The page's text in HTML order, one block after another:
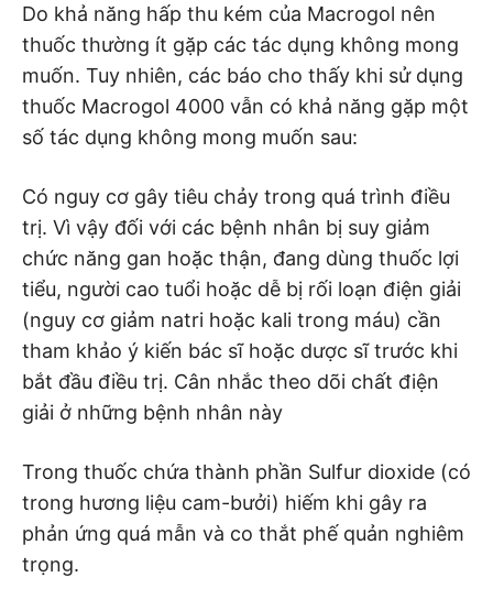
Do khả năng hấp thu kém của Macrogol nên
thuốc thường ít gặp các tác dụng không mong
muốn. Tuy nhiên, các báo cho thấy khi sử dụng
thuốc Macrogol 4000 vẫn có khả năng gặp một
số tác dụng không mong muốn sau:
Có nguy cơ gây tiêu chảy trong quá trình điều
trị. Vì vậy đối với các bệnh nhân bị suy giảm
chức năng gan hoặc thận, đang dùng thuốc lợi
tiểu, người cao tuổi hoặc dễ bị rối loạn điện giải
(nguy cơ giảm natri hoặc kali trong máu) cần
tham khảo ý kiến ​​bác sĩ hoặc dược sĩ trước khi
bắt đầu điều trị. Cân nhắc theo dõi chất điện
giải ở những bệnh nhân này
Trong thuốc chứa thành phần Sulfur dioxide (có
trong hương liệu cam-bưởi) hiếm khi gây ra
phản ứng quá mẫn và co thắt phế quản nghiêm
trọng.